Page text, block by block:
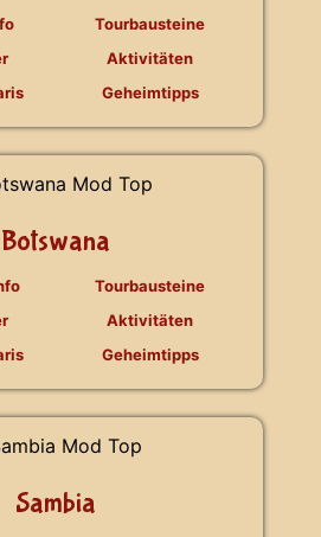
Tourbausteine
Aktivitäten
Geheimtipps
Botswana
Tourbausteine
Aktivitäten
Geheimtipps
Sambia